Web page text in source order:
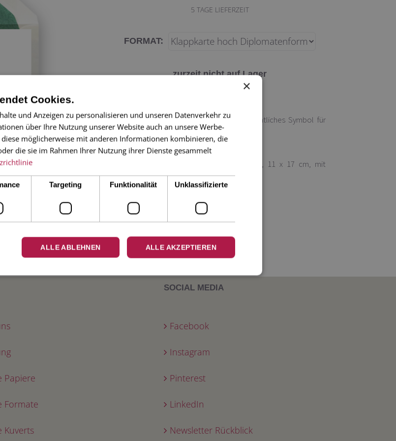
5 TAGE LIEFERZEIT
FORMAT:
zurzeit nicht auf Lager
Der Mistelzweig - so ein schönes weihnachtliches Symbol für
Ihre Weihnachtsgrüße!
4-seitige Klappkarte im Diplomatenformat, 11 x 17 cm, mit
gefüttertem Umschlag, Innenfarbe grün.
Papiere
Formate
Kuverts
SOCIAL MEDIA
Facebook
Instagram
Pinterest
LinkedIn
Newsletter Rückblick
×
Cookies.
und Anzeigen zu personalisieren und unseren Datenverkehr zu
über Ihre Nutzung unserer Website auch an unsere Werbe-
möglicherweise mit anderen Informationen kombinieren, die
die sie im Rahmen Ihrer Nutzung ihrer Dienste gesammelt
Targeting Funktionalität Unklassifizierte
ALLE AKZEPTIEREN
ALLE ABLEHNEN